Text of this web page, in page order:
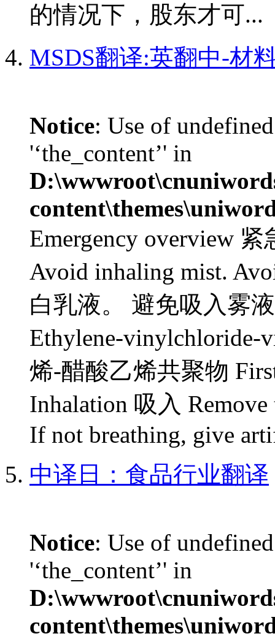
的情况下，股东才可...
MSDS翻译:英翻中-材
Notice: Use of
'‘the_content’' in
Emergency overview
Avoid inhaling mist.
白乳液。 避免吸入雾
Ethylene-vinylchloride-
烯-醋酸乙烯共聚物
Inhalation 吸入
If not breathing, give
中译日：食品行业翻译
Notice: Use of
'‘the_content’' in